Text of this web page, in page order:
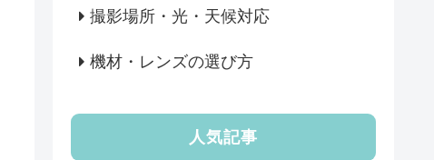
撮影場所・光・天候対応
機材・レンズの選び方
人気記事